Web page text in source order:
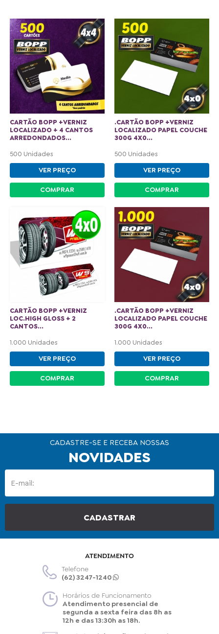
CARTÃO BOPP +VERNIZ
LOCALIZADO + 4 CANTOS
ARREDONDADOS...
500 Unidades
VER PREÇO
COMPRAR
.CARTÃO BOPP +VERNIZ
LOCALIZADO PAPEL COUCHE
300G 4X0...
500 Unidades
VER PREÇO
COMPRAR
CARTÃO BOPP +VERNIZ
LOC.HIGH GLOSS + 2
CANTOS...
1.000 Unidades
VER PREÇO
COMPRAR
.CARTÃO BOPP +VERNIZ
LOCALIZADO PAPEL COUCHE
300G 4X0...
1.000 Unidades
VER PREÇO
COMPRAR
CADASTRE-SE E RECEBA NOSSAS
NOVIDADES
ATENDIMENTO
Telefone
(62) 3247-1240
Horários de Funcionamento
Atendimento presencial de
segunda a sexta feira das 8h as
12h e das 13:30h as 18h.